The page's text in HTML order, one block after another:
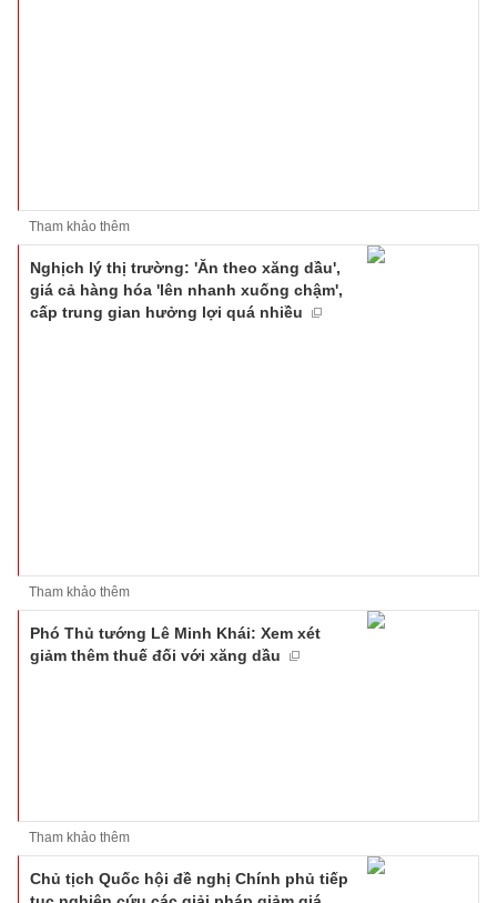
Tham khảo thêm
Nghịch lý thị trường: 'Ăn theo xăng dầu',
giá cả hàng hóa 'lên nhanh xuống chậm',
cấp trung gian hưởng lợi quá nhiều
Tham khảo thêm
Phó Thủ tướng Lê Minh Khái: Xem xét
giảm thêm thuế đối với xăng dầu
Tham khảo thêm
Chủ tịch Quốc hội đề nghị Chính phủ tiếp